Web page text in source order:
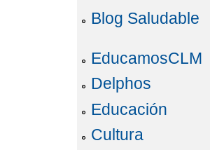
Blog Saludable
EducamosCLM
Delphos
Educación
Cultura